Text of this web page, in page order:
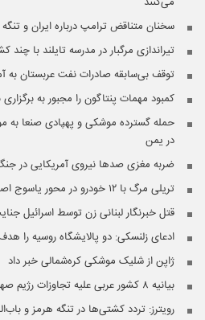
سخنان متناقض ترامپ درباره ایران و
تیراندازی مرگبار در مدرسه‌ تایلند با چند
توقف بی‌سابقه صادرات نفت عربستان به
کمبود مهمات پنتاگون را مجبور به
حمله گسترده موشکی و پهپادی صنعا به
در یمن
ضربه مغزی صدها نیروی آمریکایی در
تریلی مرگ با ۱۲ خودرو در محور یاسوج اصفهان برخورد کرد + جزئیات
قتل خبرنگار لبنانی زن توسط اسرائیل
ادعای زلنسکی: دو پالایشگاه روسیه را هدف
ژاپن از شلیک موشکی کره‌شمالی خبر داد
بیانیه ۸ کشور عربی علیه تجاوزات رژیم صهیونیستی در غزه و کرانه باختری
رویترز: تردد کشتی‌ها در تنگه هرمز و